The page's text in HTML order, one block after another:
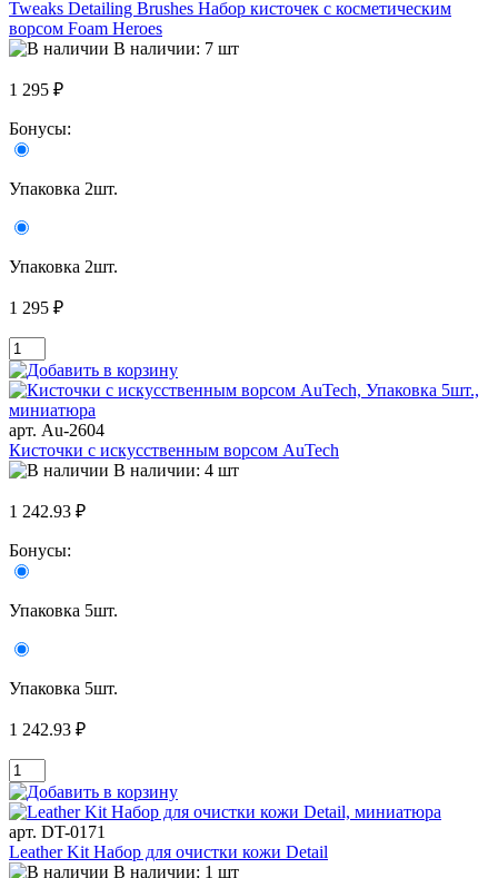
Tweaks Detailing Brushes Набор кисточек с косметическим
ворсом Foam Heroes
В наличии: 7 шт
1 295 ₽
Бонусы:
Упаковка 2шт.
Упаковка 2шт.
1 295 ₽
арт. Au-2604
Кисточки с искусственным ворсом AuTech
В наличии: 4 шт
1 242.93 ₽
Бонусы:
Упаковка 5шт.
Упаковка 5шт.
1 242.93 ₽
арт. DT-0171
Leather Kit Набор для очистки кожи Detail
В наличии: 1 шт